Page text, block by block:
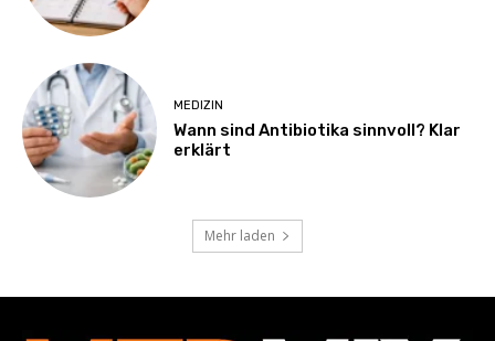
MEDIZIN
Wann sind Antibiotika sinnvoll? Klar
erklärt
Mehr laden